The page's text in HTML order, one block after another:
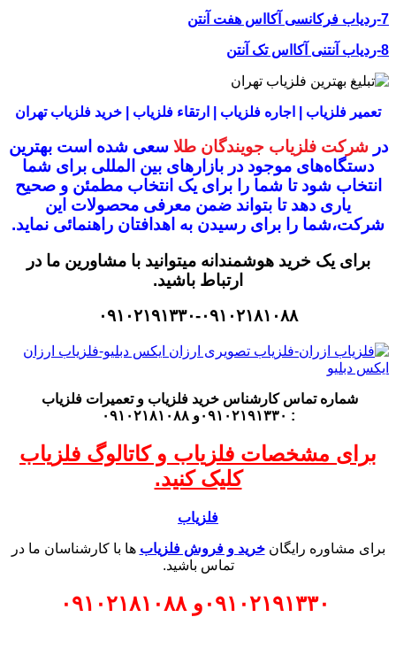
7-ردیاب فرکانسی آکااس هفت آنتن
8-ردیاب آنتنی آکااس تک آنتن
تعمیر فلزیاب | اجاره فلزیاب | ارتقاء فلزیاب | خرید فلزیاب تهران
در شرکت فلزیاب جویندگان طلا سعی شده است بهترین
دستگاه‌های موجود در بازار‌های بین المللی برای شما
انتخاب شودتا شما را برای یک انتخاب مطمئن و صحیح
یاری دهد تا بتواند ضمن معرفی محصولات این
شرکت،شما را برای رسیدن به اهدافتان راهنمائی نماید.
برای یک خرید هوشمندانه میتوانید با مشاورین ما در
ارتباط باشید.
۰۹۱۰۲۱۹۱۳۳۰-۰۹۱۰۲۱۸۱۰۸۸
شماره تماس کارشناس خرید فلزیاب و تعمیرات فلزیاب
: ۰۹۱۰۲۱۹۱۳۳۰و ۰۹۱۰۲۱۸۱۰۸۸
برای مشخصات فلزیاب و کاتالوگ فلزیاب
کلیک کنید.
فلزیاب
برای مشاوره رایگانخرید و فروش فلزیاب ها با کارشناسان ما در
تماس باشید.
۰۹۱۰۲۱۹۱۳۳۰ و ۰۹۱۰۲۱۸۱۰۸۸